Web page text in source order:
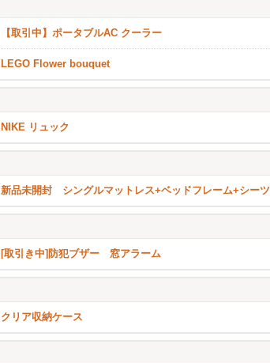
【取引中】ポータブルAC クーラー
LEGO Flower bouquet
NIKE リュック
新品未開封 シングルマットレス+ベッドフレーム+シーツ
[取引き中]防犯ブザー 窓アラーム
クリア収納ケース